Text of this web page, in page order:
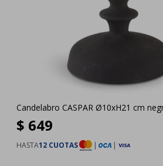
Candelabro CASPAR Ø10xH21 cm
$ 649
HASTA12 CUOTAS | |